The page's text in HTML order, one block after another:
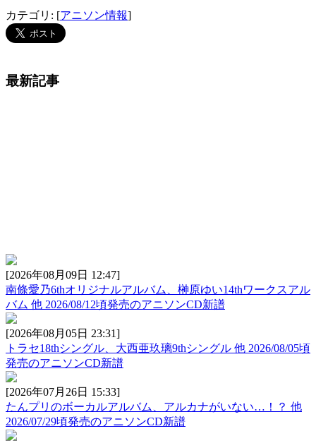
カテゴリ: [アニソン情報]
最新記事
[2026年08月09日 12:47]
南條愛乃6thオリジナルアルバム、榊原ゆい14thワークスアル
バム 他 2026/08/12頃発売のアニソンCD新譜
[2026年08月05日 23:31]
トラセ18thシングル、大西亜玖璃9thシングル 他 2026/08/05頃
発売のアニソンCD新譜
[2026年07月26日 15:33]
たんプリのボーカルアルバム、アルカナがいない…！？ 他
2026/07/29頃発売のアニソンCD新譜